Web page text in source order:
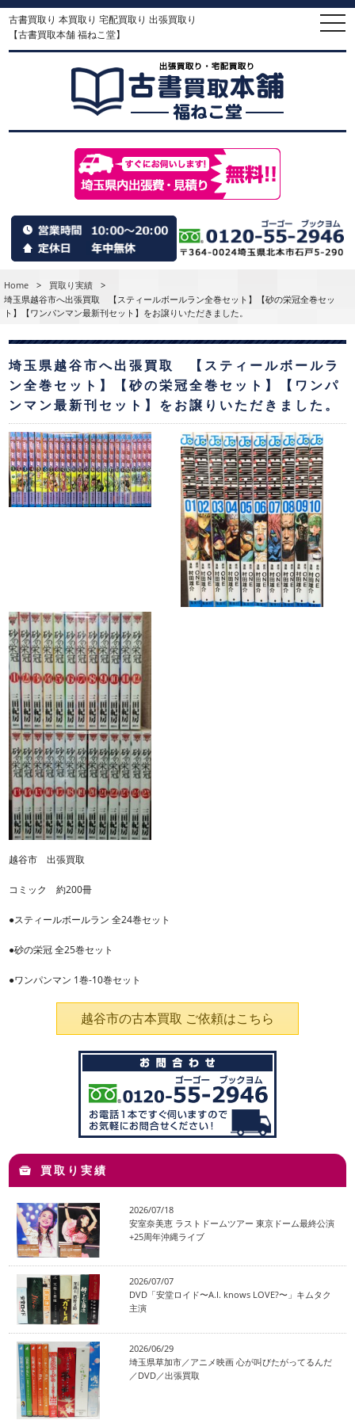
古書買取り 本買取り 宅配買取り 出張買取り
【古書買取本舗 福ねこ堂】
Home > 買取り実績
>
埼玉県越谷市へ出張買取 【スティールボールラン全巻セット】【砂の栄冠全巻セッ
ト】【ワンパンマン最新刊セット】をお譲りいただきました。
埼玉県越谷市へ出張買取 【スティールボールラ
ン全巻セット】【砂の栄冠全巻セット】【ワンパ
ンマン最新刊セット】をお譲りいただきました。
越谷市 出張買取
コミック 約200冊
●スティールボールラン 全24巻セット
●砂の栄冠 全25巻セット
●ワンパンマン 1巻-10巻セット
越谷市の古本買取 ご依頼はこちら
買取り実績
2026/07/18
安室奈美恵 ラストドームツアー 東京ドーム最終公演
+25周年沖縄ライブ
2026/07/07
DVD「安堂ロイド〜A.I. knows LOVE?〜」キムタク
主演
2026/06/29
埼玉県草加市／アニメ映画 心が叫びたがってるんだ
／DVD／出張買取